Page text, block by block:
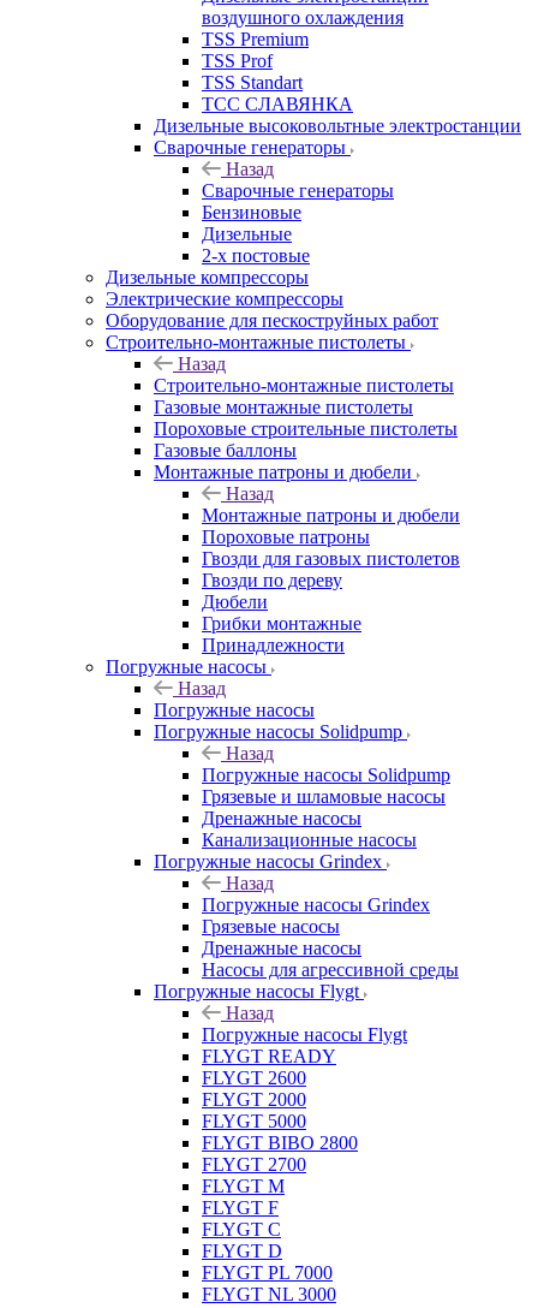
воздушного охлаждения
TSS Premium
TSS Prof
TSS Standart
ТСС СЛАВЯНКА
Дизельные высоковольтные электростанции
Сварочные генераторы
Назад
Сварочные генераторы
Бензиновые
Дизельные
2-х постовые
Дизельные компрессоры
Электрические компрессоры
Оборудование для пескоструйных работ
Строительно-монтажные пистолеты
Назад
Строительно-монтажные пистолеты
Газовые монтажные пистолеты
Пороховые строительные пистолеты
Газовые баллоны
Монтажные патроны и дюбели
Назад
Монтажные патроны и дюбели
Пороховые патроны
Гвозди для газовых пистолетов
Гвозди по дереву
Дюбели
Грибки монтажные
Принадлежности
Погружные насосы
Назад
Погружные насосы
Погружные насосы Solidpump
Назад
Погружные насосы Solidpump
Грязевые и шламовые насосы
Дренажные насосы
Канализационные насосы
Погружные насосы Grindex
Назад
Погружные насосы Grindex
Грязевые насосы
Дренажные насосы
Насосы для агрессивной среды
Погружные насосы Flygt
Назад
Погружные насосы Flygt
FLYGT READY
FLYGT 2600
FLYGT 2000
FLYGT 5000
FLYGT BIBO 2800
FLYGT 2700
FLYGT M
FLYGT F
FLYGT C
FLYGT D
FLYGT PL 7000
FLYGT NL 3000